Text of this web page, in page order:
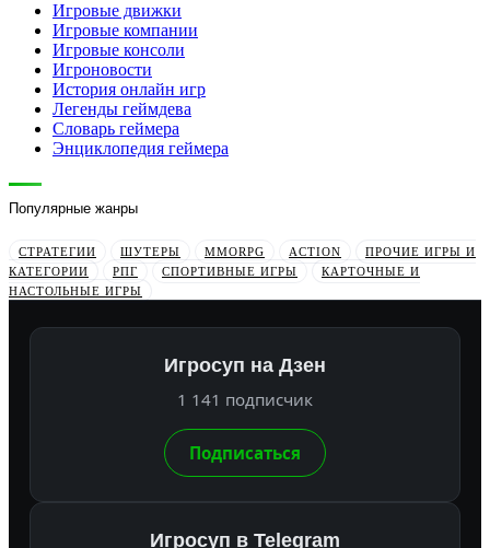
Игровые движки
Игровые компании
Игровые консоли
Игроновости
История онлайн игр
Легенды геймдева
Словарь геймера
Энциклопедия геймера
Популярные жанры
СТРАТЕГИИ ШУТЕРЫ MMORPG ACTION
ПРОЧИЕ ИГРЫ И
КАТЕГОРИИ
РПГ СПОРТИВНЫЕ ИГРЫ
КАРТОЧНЫЕ И
НАСТОЛЬНЫЕ ИГРЫ
Игросуп на Дзен
1 141 подписчик
Подписаться
Игросуп в Telegram